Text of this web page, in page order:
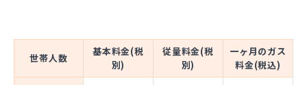
世帯人数
基本料金(税
別)
従量料金(税
別)
一ヶ月のガス
料金(税込)